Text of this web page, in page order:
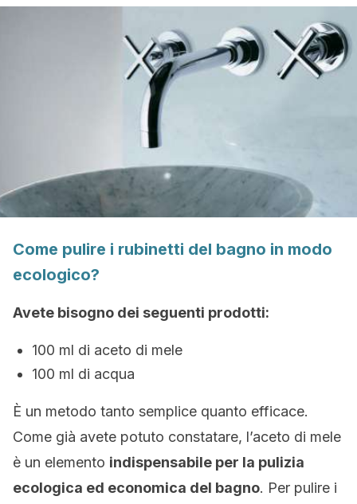
Come pulire i rubinetti del bagno in modo
ecologico?
Avete bisogno dei seguenti prodotti:
100 ml di aceto di mele
100 ml di acqua
È un metodo tanto semplice quanto efficace.
Come già avete potuto constatare, l’aceto di mele
è un elemento indispensabile per la pulizia
ecologica ed economica del bagno. Per pulire i